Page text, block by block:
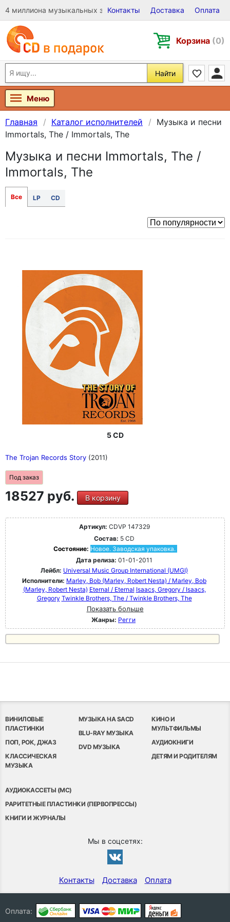
4 миллиона музыкальных записей на Виниле, CD и DVD
Контакты Доставка Оплата
Корзина (0)
Найти
Меню
Главная Каталог исполнителей
Музыка и песни
Immortals, The / Immortals, The
Музыка и песни Immortals, The /
Immortals, The
Все LP CD
5 CD
The Trojan Records Story (2011)
Под заказ
18527 руб. В корзину
Артикул: CDVP 147329
Состав: 5 CD
Состояние: Новое. Заводская упаковка.
Дата релиза: 01-01-2011
Лейбл: Universal Music Group International (UMGI)
Исполнители: Marley, Bob (Marley, Robert Nesta) / Marley, Bob
(Marley, Robert Nesta) Eternal / Eternal Isaacs, Gregory / Isaacs,
Gregory Twinkle Brothers, The / Twinkle Brothers, The
Показать больше
Жанры: Регги
ВИНИЛОВЫЕ
ПЛАСТИНКИ
ПОП, РОК, ДЖАЗ
КЛАССИЧЕСКАЯ
МУЗЫКА
МУЗЫКА НА SACD
BLU-RAY МУЗЫКА
DVD МУЗЫКА
КИНО И
МУЛЬТФИЛЬМЫ
АУДИОКНИГИ
ДЕТЯМ И РОДИТЕЛЯМ
АУДИОКАССЕТЫ (MC)
РАРИТЕТНЫЕ ПЛАСТИНКИ (ПЕРВОПРЕССЫ)
КНИГИ И ЖУРНАЛЫ
Мы в соцсетях:
Контакты Доставка Оплата
Оплата: